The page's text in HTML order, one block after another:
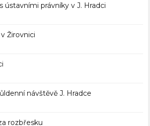
ústavními právníky v J. Hradci
Žirovnici
návštěvě J. Hradce
rozbřesku